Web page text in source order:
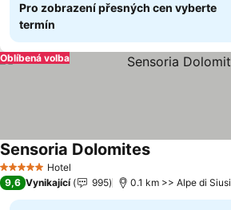
Pro zobrazení přesných cen vyberte
termín
Oblíbená volba
5 Počet hvězdiček
Hotel
Sensoria Dolomites
9,6 Vynikající 995 0.1 km >> Alpe di Siusi